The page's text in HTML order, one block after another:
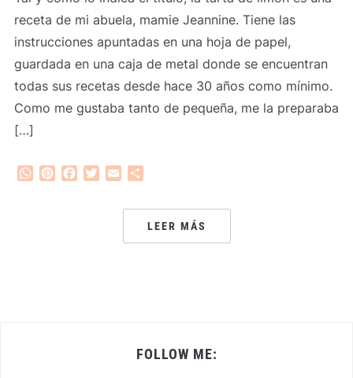
receta de mi abuela, mamie Jeannine. Tiene las
instrucciones apuntadas en una hoja de papel,
guardada en una caja de metal donde se encuentran
todas sus recetas desde hace 30 años como mínimo.
Como me gustaba tanto de pequeña, me la preparaba
[…]
WhatsApp
PinterestFacebook
Twitter
Email
LEER MÁS
FOLLOW ME: